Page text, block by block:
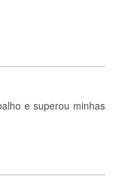
e superou minhas